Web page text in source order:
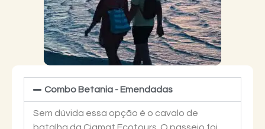
Combo Betania - Emendadas
Sem dúvida essa opção é o cavalo de